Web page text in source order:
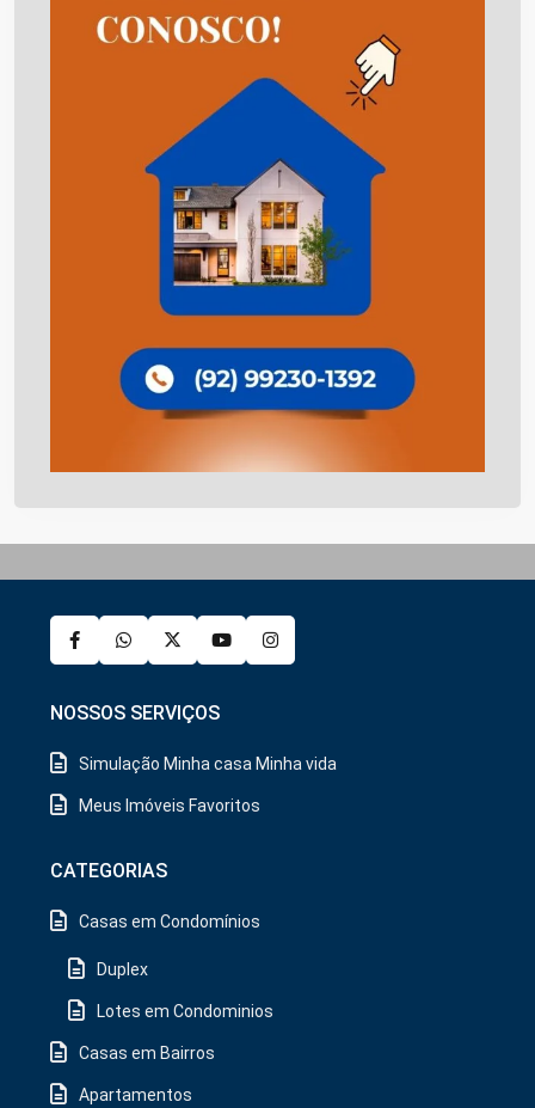
NOSSOS SERVIÇOS
Simulação Minha casa Minha vida
Meus Imóveis Favoritos
CATEGORIAS
Casas em Condomínios
Duplex
Lotes em Condominios
Casas em Bairros
Apartamentos